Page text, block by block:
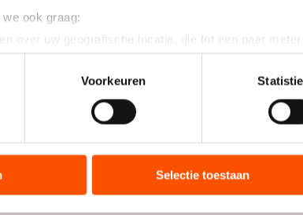
ook graag:
over uw geografische locatie, die tot een paar meter
door het actief te scannen op specifieke
gegevens worden verwerkt en stel uw
wijzigen of intrekken in de Cookieverklaring.
over uw gebruik van onze site met onze
combineren met andere gegevens die u aan hen
kunnen gegevens doorgeven aan landen
geldt volgens de GDPR. Door op ‘Toestaan’ te
Voorkeuren
Selectie toestaan